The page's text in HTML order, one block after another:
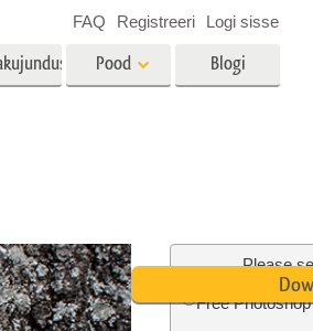
Pood
videoülekatted
Blogi
FAQ Registreeri Logi sisse
Please
Free